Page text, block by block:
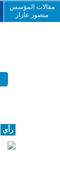
مقالات المؤسس
منصور عازار
رأي